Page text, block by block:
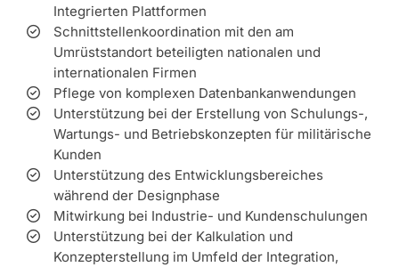
Integrierten Plattformen
Schnittstellenkoordination mit den am
Umrüststandort beteiligten nationalen und
internationalen Firmen
Pflege von komplexen Datenbankanwendungen
Unterstützung bei der Erstellung von Schulungs-,
Wartungs- und Betriebskonzepten für militärische
Kunden
Unterstützung des Entwicklungsbereiches
während der Designphase
Mitwirkung bei Industrie- und Kundenschulungen
Unterstützung bei der Kalkulation und
Konzepterstellung im Umfeld der Integration,